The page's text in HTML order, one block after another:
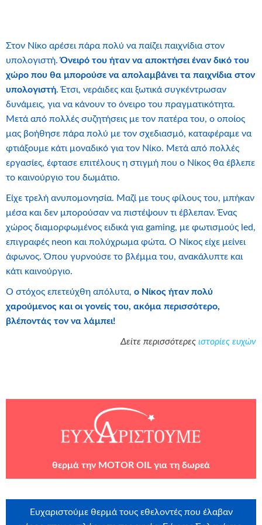
Στον Νίκο αρέσει πάρα πολύ να παίζει παιχνίδια στον
υπολογιστή.Όνειρό του ήταν να αποκτήσει έναν δικό του
χώρο που θα μπορούσε να απολαμβάνει τα παιχνίδια στον
υπολογιστή. Έτσι, νεράιδες και ξωτικά συγκέντρωσαν
δυνάμεις, για να κάνουν το όνειρο του πραγματικότητα.
Μετά από πολλές συζητήσεις με τον πατέρα του, ο οποίος
μας βοήθησε πάρα πολύ με τον σχεδιασμό, καταφέραμε να
φτιάξουμε κάτι μοναδικό για τον Νίκο. Μετά από πολλές
εργασίες, έφτασε επιτέλους η στιγμή που ο Νίκος θα έβλεπε
το καινούργιο του δωμάτιο.
Είχε τρελή ανυπομονησία. Μαζί με τους φίλους του, μπήκαν
μέσα και δεν μπορούσαν να πιστέψουν τι έβλεπαν. Ένας
χώρος διαμορφωμένος ειδικά για gaming, με φωτισμούς led,
επιγραφές neon και πολύχρωμα φώτα. Ο Νίκος είχε μείνει
άφωνος. Όπου γυρνούσε το βλέμμα του, ανακάλυπτε και
κάτι καινούργιο.
Ο στόχος επετεύχθη απόλυτα, ο Νίκος ήταν πολύ
χαρούμενος και οι γονείς του, ακόμα περισσότερο,
βλέποντάς τον να λάμπει!
Δείτε περισσότερες ιστορίες ευχών
θερμά την MOTOR OIL για τη δωρεά
Ευχαριστούμε θερμά τους εθελοντές που έλαβαν